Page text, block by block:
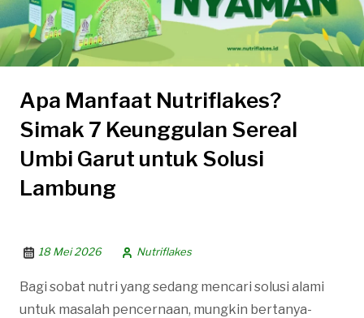
Apa Manfaat Nutriflakes?
Simak 7 Keunggulan Sereal
Umbi Garut untuk Solusi
Lambung
18 Mei 2026 Nutriflakes
Bagi sobat nutri yang sedang mencari solusi alami
untuk masalah pencernaan, mungkin bertanya-